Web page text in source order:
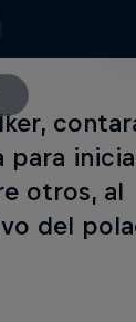
para
otros, al
del